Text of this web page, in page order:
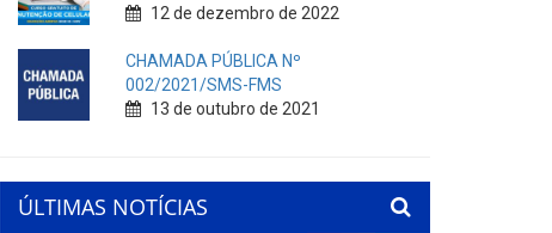
12 de dezembro de 2022
CHAMADA PÚBLICA Nº
002/2021/SMS-FMS
13 de outubro de 2021
ÚLTIMAS NOTÍCIAS